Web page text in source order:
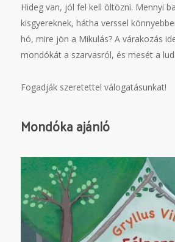
Hideg van, jól fel kell öltözni. Mennyi
kisgyereknek, hátha verssel
hó, mire jön a Mikulás? A várakozás
mondókát a szarvasról, és mesét a
Fogadják szeretettel válogatásunkat!
Mondóka ajánló